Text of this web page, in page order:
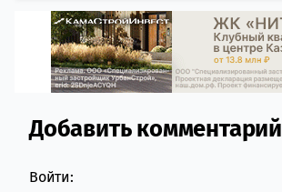
Comment section
Добавить комментарий
Войти: